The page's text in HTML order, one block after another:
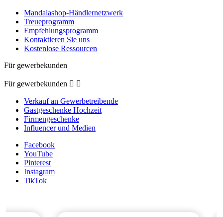
Mandalashop-Händlernetzwerk
Treueprogramm
Empfehlungsprogramm
Kontaktieren Sie uns
Kostenlose Ressourcen
Für gewerbekunden
Für gewerbekunden  
Verkauf an Gewerbetreibende
Gastgeschenke Hochzeit
Firmengeschenke
Influencer und Medien
Facebook
YouTube
Pinterest
Instagram
TikTok